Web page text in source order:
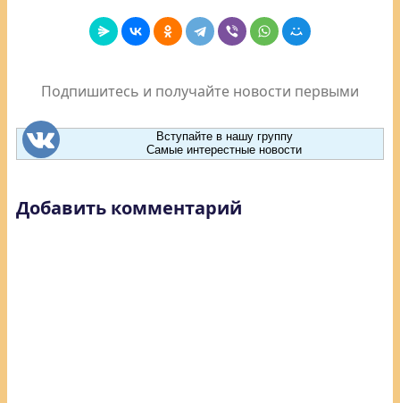
Подпишитесь и получайте новости первыми
Вступайте в нашу группу
Самые интерестные новости
Добавить комментарий